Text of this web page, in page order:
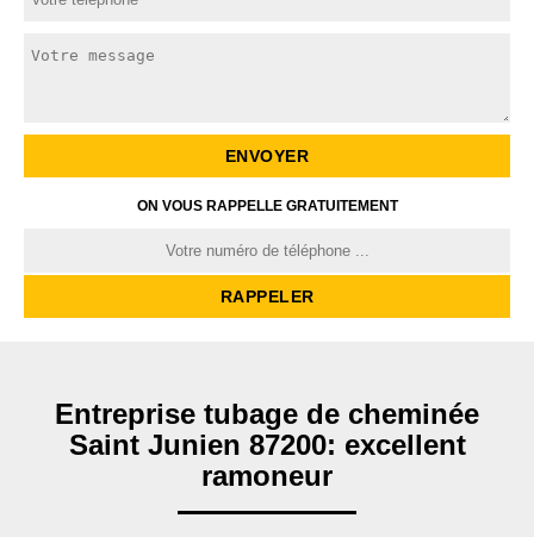
ON VOUS RAPPELLE GRATUITEMENT
Entreprise tubage de cheminée
Saint Junien 87200: excellent
ramoneur